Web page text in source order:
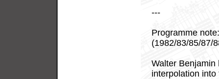
---
Programme
(1982/83/85/87/
Walter Benjamin
interpolation